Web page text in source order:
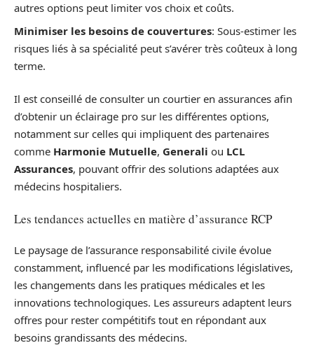
autres options peut limiter vos choix et coûts.
Minimiser les besoins de couvertures: Sous-estimer les
risques liés à sa spécialité peut s’avérer très coûteux à long
terme.
Il est conseillé de consulter un courtier en assurances afin
d’obtenir un éclairage pro sur les différentes options,
notamment sur celles qui impliquent des partenaires
comme Harmonie Mutuelle, Generali ou LCL
Assurances, pouvant offrir des solutions adaptées aux
médecins hospitaliers.
Les tendances actuelles en matière d’assurance RCP
Le paysage de l’assurance responsabilité civile évolue
constamment, influencé par les modifications législatives,
les changements dans les pratiques médicales et les
innovations technologiques. Les assureurs adaptent leurs
offres pour rester compétitifs tout en répondant aux
besoins grandissants des médecins.